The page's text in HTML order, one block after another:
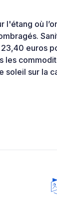
l'étang où
euros
les
soleil sur la